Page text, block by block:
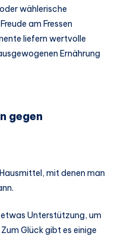
wählerische
am Fressen
liefern wertvolle
Ernährung
gegen
mit denen man
Unterstützung, um
Glück gibt es einige